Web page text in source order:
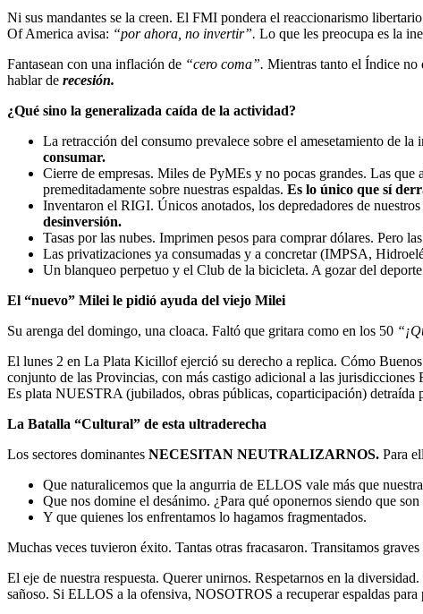
Ni sus mandantes se la creen. El FMI pondera el reaccionarismo
Of America avisa: “por ahora, no invertir”. Lo que les preocupa es la
Fantasean con una inflación de “cero coma”. Mientras tanto el Índice no
hablar de recesión.
¿Qué sino la generalizada caída de la actividad?
La retracción del consumo prevalece sobre el amesetamiento de
consumar.
Cierre de empresas. Miles de PyMEs y no pocas grandes. Las
premeditadamente sobre nuestras espaldas. Es lo único que sí
Inventaron el RIGI. Únicos anotados, los depredadores de
desinversión.
Tasas por las nubes. Imprimen pesos para comprar dólares. Pero
Las privatizaciones ya consumadas y a concretar (IMPSA,
Un blanqueo perpetuo y el Club de la bicicleta. A gozar del
El “nuevo” Milei le pidió ayuda del viejo Milei
Su arenga del domingo, una cloaca. Faltó que gritara como en los 50
El lunes 2 en La Plata Kicillof ejerció su derecho a replica. Cómo
conjunto de las Provincias, con más castigo adicional a las
Es plata NUESTRA (jubilados, obras públicas, coparticipación) detraída
La Batalla “Cultural” de esta ultraderecha
Los sectores dominantes NECESITAN NEUTRALIZARNOS. Para
Que naturalicemos que la angurria de ELLOS vale más que
Que nos domine el desánimo. ¿Para qué oponernos siendo que
Y que quienes los enfrentamos lo hagamos fragmentados.
Muchas veces tuvieron éxito. Tantas otras fracasaron. Transitamos graves
El eje de nuestra respuesta. Querer unirnos. Respetarnos en la
sañoso. Si ELLOS a la ofensiva, NOSOTROS a recuperar espaldas para